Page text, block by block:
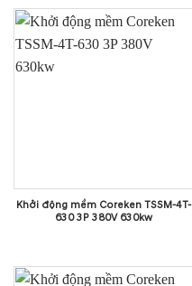
Khởi động mềm Coreken TSSM-4T-
630 3P 380V 630kw